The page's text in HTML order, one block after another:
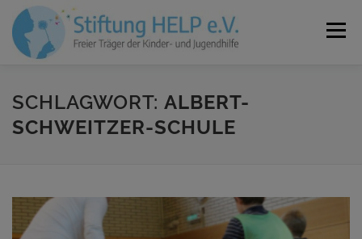
Zum
Inhalt
springen
Menü
VEREIN NEUIGKEITEN JOBS
SCHLAGWORT: ALBERT-
SCHWEITZER-SCHULE